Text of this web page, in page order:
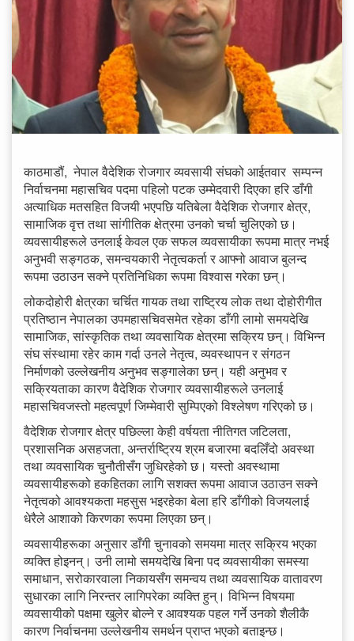
काठमाडौं, नेपाल वैदेशिक रोजगार व्यवसायी संघको आईतवार सम्पन्न
निर्वाचनमा महासचिव पदमा पहिलो पटक उम्मेदवारी दिएका हरि डाँगी
अत्याधिक मतसहित विजयी भएपछि यतिबेला वैदेशिक रोजगार क्षेत्र,
सामाजिक वृत्त तथा सांगीतिक क्षेत्रमा उनको चर्चा चुलिएको छ।
व्यवसायीहरूले उनलाई केवल एक सफल व्यवसायीका रूपमा मात्र नभई
अनुभवी सङ्गठक, समन्वयकारी नेतृत्वकर्ता र आफ्नो आवाज बुलन्द
रूपमा उठाउन सक्ने प्रतिनिधिका रूपमा विश्वास गरेका छन्।
लोकदोहोरी क्षेत्रका चर्चित गायक तथा राष्ट्रिय लोक तथा दोहोरीगीत
प्रतिष्ठान नेपालका उपमहासचिवसमेत रहेका डाँगी लामो समयदेखि
सामाजिक, सांस्कृतिक तथा व्यवसायिक क्षेत्रमा सक्रिय छन्। विभिन्न
संघ संस्थामा रहेर काम गर्दा उनले नेतृत्व, व्यवस्थापन र संगठन
निर्माणको उल्लेखनीय अनुभव सङ्गालेका छन्। यही अनुभव र
सक्रियताका कारण वैदेशिक रोजगार व्यवसायीहरूले उनलाई
महासचिवजस्तो महत्वपूर्ण जिम्मेवारी सुम्पिएको विश्लेषण गरिएको छ।
वैदेशिक रोजगार क्षेत्र पछिल्ला केही वर्षयता नीतिगत जटिलता,
प्रशासनिक असहजता, अन्तर्राष्ट्रिय श्रम बजारमा बदलिँदो अवस्था
तथा व्यवसायिक चुनौतीसँग जुधिरहेको छ। यस्तो अवस्थामा
व्यवसायीहरूको हकहितका लागि सशक्त रूपमा आवाज उठाउन सक्ने
नेतृत्वको आवश्यकता महसुस भइरहेका बेला हरि डाँगीको विजयलाई
धेरैले आशाको किरणका रूपमा लिएका छन्।
व्यवसायीहरूका अनुसार डाँगी चुनावको समयमा मात्र सक्रिय भएका
व्यक्ति होइनन्। उनी लामो समयदेखि बिना पद व्यवसायीका समस्या
समाधान, सरोकारवाला निकायसँग समन्वय तथा व्यवसायिक वातावरण
सुधारका लागि निरन्तर लागिपरेका व्यक्ति हुन्। विभिन्न विषयमा
व्यवसायीको पक्षमा खुलेर बोल्ने र आवश्यक पहल गर्ने उनको शैलीकै
कारण निर्वाचनमा उल्लेखनीय समर्थन प्राप्त भएको बताइन्छ।